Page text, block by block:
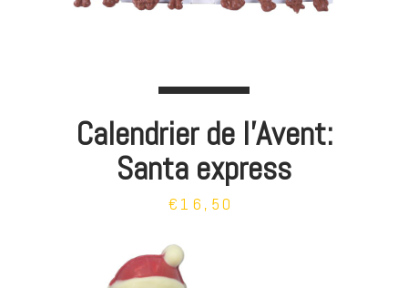
Calendrier de l'Avent:
Santa express
€16,50